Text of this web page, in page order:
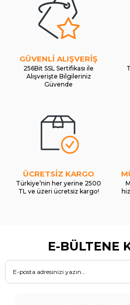
GÜVENLİ ALIŞVERİŞ
256Bit SSL Sertifikası ile
Alışverişte Bilgileriniz
Güvende
ÜCRETSİZ KARGO
Türkiye’nin her yerine 2500
TL ve üzeri ücretsiz kargo!
E-BÜLTENE